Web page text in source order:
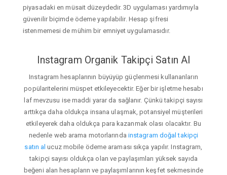
piyasadaki en müsait düzeydedir. 3D uygulaması yardımıyla
güvenilir biçimde ödeme yapılabilir. Hesap şifresi
istenmemesi de mühim bir emniyet uygulamasıdır.
Instagram Organik Takipçi Satın Al
Instagram hesaplarının büyüyüp güçlenmesi kullananların
popülaritelerini müspet etkileyecektir. Eğer bir işletme hesabı
laf mevzusu ise maddi yarar da sağlanır. Çünkü takipçi sayısı
arttıkça daha oldukça insana ulaşmak, potansiyel müşterileri
etkileyerek daha oldukça para kazanmak olası olacaktır. Bu
nedenle web arama motorlarında instagram doğal takipçi
satın al ucuz mobile ödeme araması sıkça yapılır. Instagram,
takipçi sayısı oldukça olan ve paylaşımları yüksek sayıda
beğeni alan hesapların ve paylaşımlarının keşfet sekmesinde